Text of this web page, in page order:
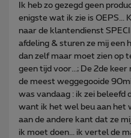
Ik heb zo gezegd geen
enigste wat ik zie is OEPS...
naar de klantendienst
afdeling & sturen ze mij een
dan zelf maar moet zien op
geen tijd voor...; De 2de
de meest weggegooide
was vandaag : ik zei beleefd
want ik het wel beu aan het
aan de andere kant dat ze
ik moet doen... ik vertel de